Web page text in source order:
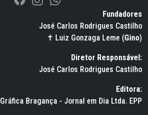
Fundadores
José Carlos Rodrigues Castilho
✝ Luiz Gonzaga Leme (Gino)
Diretor Responsável:
José Carlos Rodrigues Castilho
Editora:
Gráfica Bragança - Jornal em Dia Ltda. EPP